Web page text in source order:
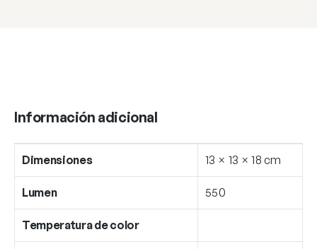
Información adicional
Dimensiones 13 × 13 × 18 cm
Lumen 550
Temperatura de color